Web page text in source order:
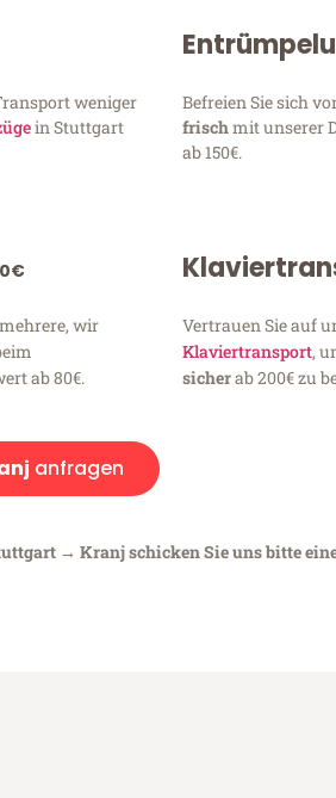
weniger
in Stuttgart
Befreien Sie sich
frischmit unserer
ab 150€.
wir
ab 80€.
Vertrauen Sie auf
Klaviertransport,
sicherab 200€ zu
anfragen
→ Kranj schicken Sie uns bitte